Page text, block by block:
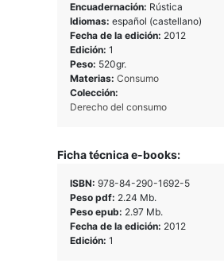
Encuadernación: Rústica
Idiomas: español (castellano)
Fecha de la edición: 2012
Edición: 1
Peso: 520gr.
Materias: Consumo
Colección:
Derecho del consumo
Ficha técnica e-books:
ISBN: 978-84-290-1692-5
Peso pdf: 2.24 Mb.
Peso epub: 2.97 Mb.
Fecha de la edición: 2012
Edición: 1